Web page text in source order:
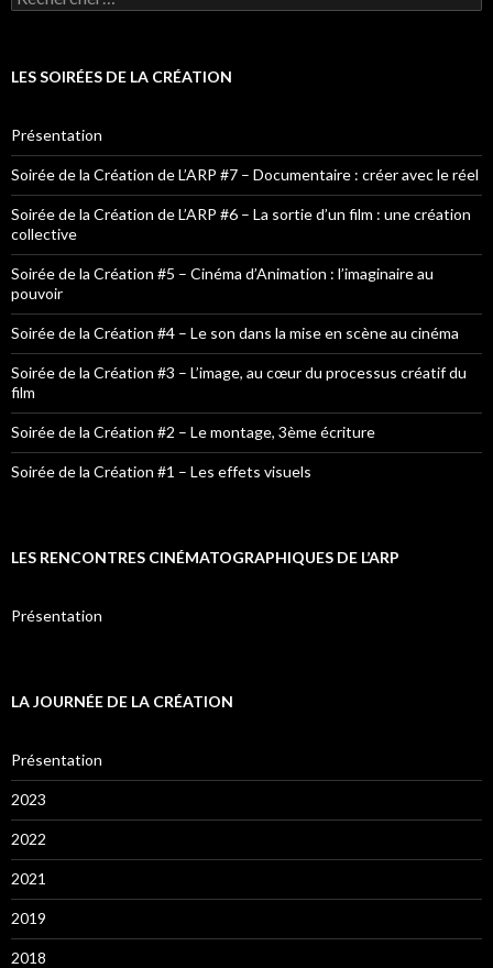
LES SOIRÉES DE LA CRÉATION
Présentation
Soirée de la Création de L’ARP #7 – Documentaire : créer avec le réel
Soirée de la Création de L’ARP #6 – La sortie d’un film : une création
collective
Soirée de la Création #5 – Cinéma d’Animation : l’imaginaire au
pouvoir
Soirée de la Création #4 – Le son dans la mise en scène au cinéma
Soirée de la Création #3 – L’image, au cœur du processus créatif du
film
Soirée de la Création #2 – Le montage, 3ème écriture
Soirée de la Création #1 – Les effets visuels
LES RENCONTRES CINÉMATOGRAPHIQUES DE L’ARP
Présentation
LA JOURNÉE DE LA CRÉATION
Présentation
2023
2022
2021
2019
2018